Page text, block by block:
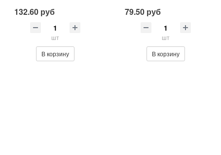
твердый переп
132.60 руб
шт
В корзину
перепле
79.50 руб
шт
В корзину